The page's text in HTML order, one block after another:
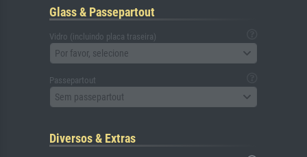
Glass & Passepartout
Vidro (incluindo placa traseira)
Por favor, selecione
Passepartout
Sem passepartout
Diversos & Extras